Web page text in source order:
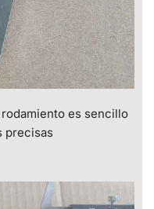
es sencillo
precisas